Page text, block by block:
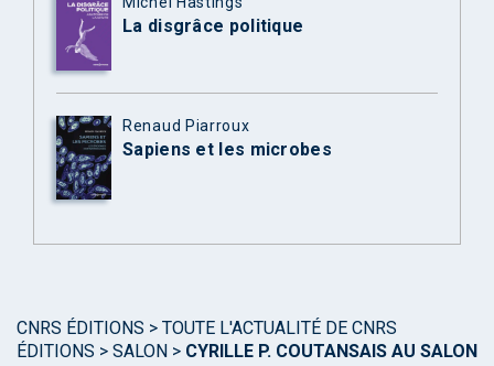
La disgrâce politique
Renaud Piarroux
Sapiens et les microbes
CNRS ÉDITIONS > TOUTE L'ACTUALITÉ DE CNRS
ÉDITIONS > SALON > CYRILLE P. COUTANSAIS AU SALON